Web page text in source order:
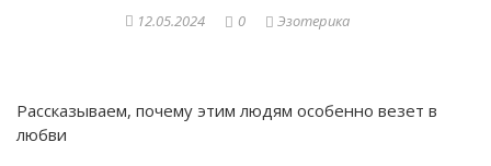
12.05.2024 0 Эзотерика
Рассказываем, почему этим людям особенно везет в
любви